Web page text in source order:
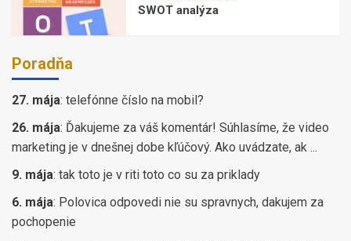
SWOT analýza
Poradňa
27. mája: telefónne číslo na mobil?
26. mája: Ďakujeme za váš komentár! Súhlasíme, že video
marketing je v dnešnej dobe kľúčový. Ako uvádzate, ak ...
9. mája: tak toto je v riti toto co su za priklady
6. mája: Polovica odpovedi nie su spravnych, dakujem za
pochopenie